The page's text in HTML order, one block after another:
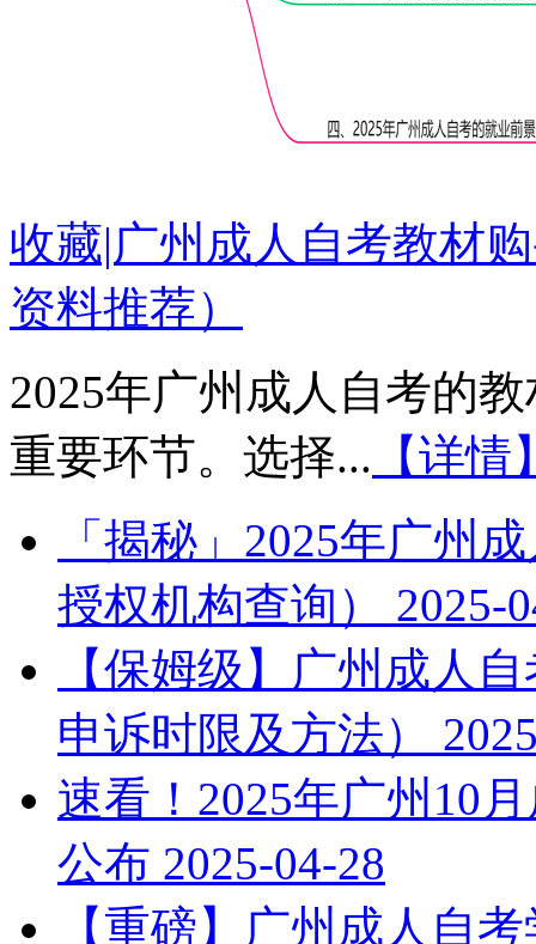
收藏|广州成人自考教材
资料推荐）
2025年广州成人自考的
重要环节。选择... 【详情
「揭秘」2025年广州
授权机构查询）
2025-
【保姆级】广州成人
申诉时限及方法）
速看！2025年广州10
公布 2025-04-28
【重磅】广州成人自